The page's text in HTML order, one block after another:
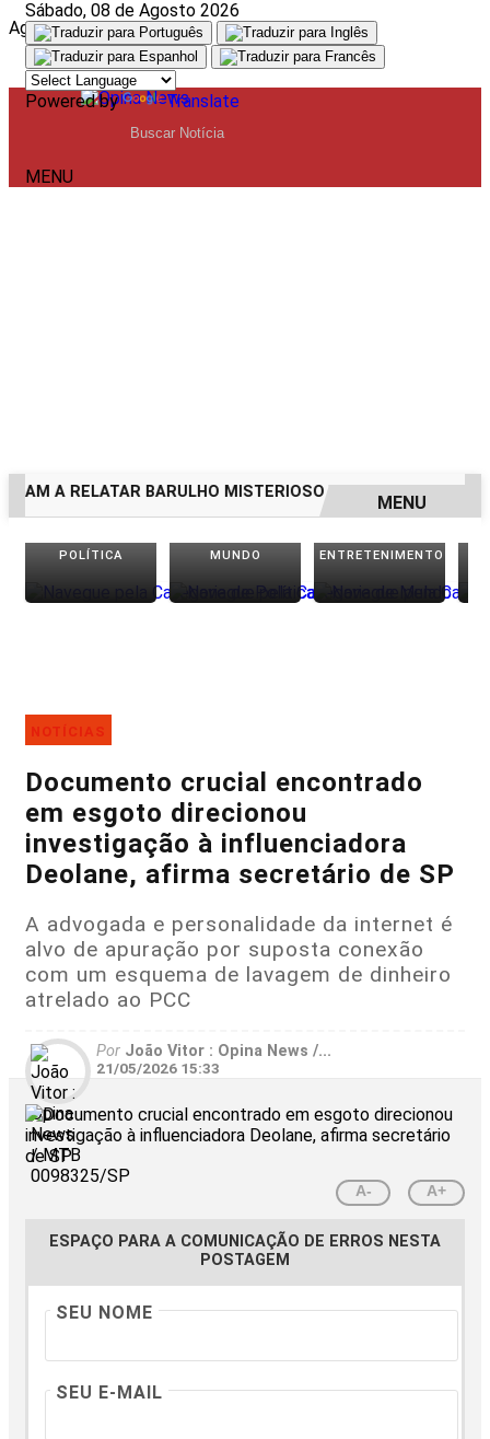
Aguarde, carregando...
Sábado, 08 de Agosto 2026
Powered by Translate
MENU
BARULHO MISTERIOSO VINDO DO MAR MULHER
EM ALTA
MENU
POLÍTICA MUNDO ENTRETENIMENTO
NOTÍCIAS
Documento crucial encontrado
em esgoto direcionou
investigação à influenciadora
Deolane, afirma secretário de SP
A advogada e personalidade da internet é
alvo de apuração por suposta conexão
com um esquema de lavagem de dinheiro
atrelado ao PCC
Por João Vitor : Opina News /...
21/05/2026 15:33
A- A+
ESPAÇO PARA A COMUNICAÇÃO DE ERROS NESTA
POSTAGEM
SEU NOME
SEU E-MAIL